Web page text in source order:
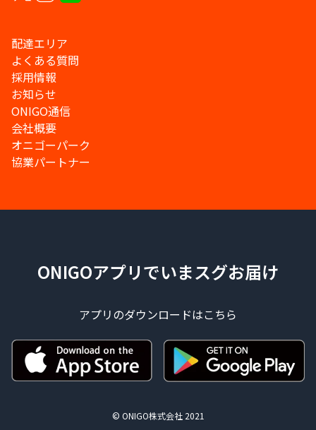
配達エリア
よくある質問
採用情報
お知らせ
ONIGO通信
会社概要
オニゴーパーク
協業パートナー
ONIGOアプリでいまスグお届け
アプリのダウンロードはこちら
© ONIGO株式会社 2021